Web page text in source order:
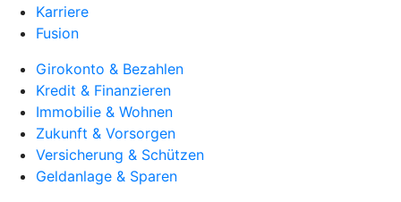
Karriere
Fusion
Girokonto & Bezahlen
Kredit & Finanzieren
Immobilie & Wohnen
Zukunft & Vorsorgen
Versicherung & Schützen
Geldanlage & Sparen